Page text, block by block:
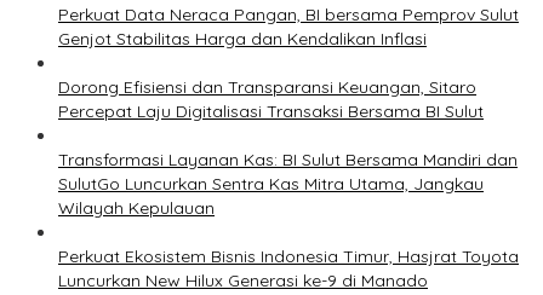
Perkuat Data Neraca Pangan, BI bersama Pemprov Sulut
Genjot Stabilitas Harga dan Kendalikan Inflasi
Dorong Efisiensi dan Transparansi Keuangan, Sitaro
Percepat Laju Digitalisasi Transaksi Bersama BI Sulut
Transformasi Layanan Kas: BI Sulut Bersama Mandiri dan
SulutGo Luncurkan Sentra Kas Mitra Utama, Jangkau
Wilayah Kepulauan
Perkuat Ekosistem Bisnis Indonesia Timur, Hasjrat Toyota
Luncurkan New Hilux Generasi ke-9 di Manado